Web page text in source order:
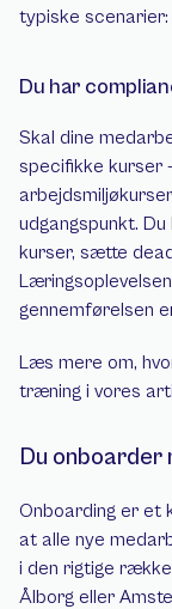
typiske scenarier:
Du har
Skal dine
specifikke kurser
udgangspunkt.
kurser, sætte
gennemførelsen
Læs mere om,
træning i vores
Du onboarder
Onboarding er et
at alle nye
i den rigtige
Ålborg eller